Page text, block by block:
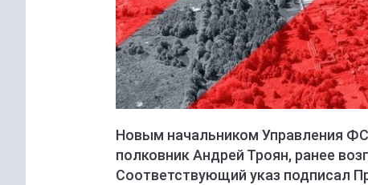
Новым начальником Управления
полковник Андрей Троян, ранее
Соответствующий указ подписал